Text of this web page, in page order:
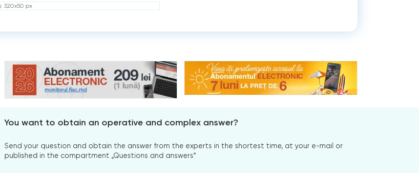
320x50 px
You want to obtain an operative and complex answer?
Send your question and obtain the answer from the experts in the shortest time, at your e-mail or
published in the compartment „Questions and answers”